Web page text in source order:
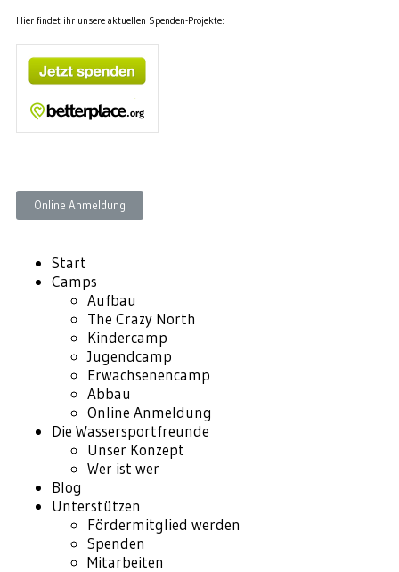
Hier findet ihr unsere aktuellen Spenden-Projekte:
Online Anmeldung
Start
Camps
Aufbau
The Crazy North
Kindercamp
Jugendcamp
Erwachsenencamp
Abbau
Online Anmeldung
Die Wassersportfreunde
Unser Konzept
Wer ist wer
Blog
Unterstützen
Fördermitglied werden
Spenden
Mitarbeiten